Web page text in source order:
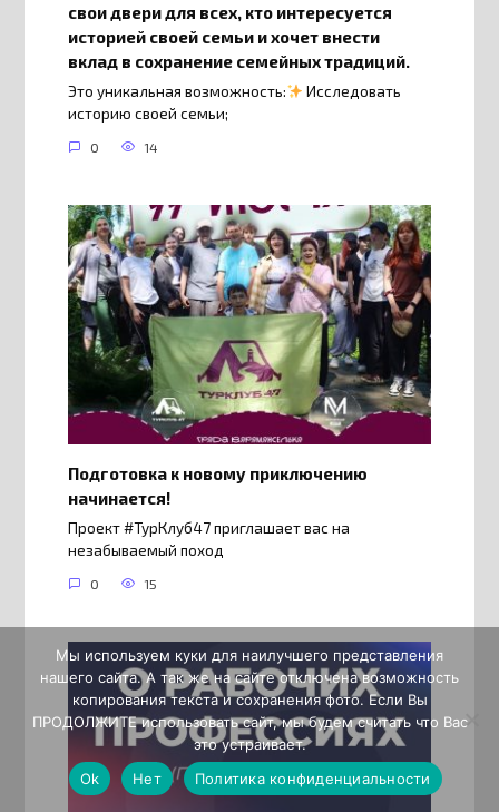
свои двери для всех, кто интересуется
историей своей семьи и хочет внести
вклад в сохранение семейных традиций.
Это уникальная возможность:
Исследовать
историю своей семьи;
0 14
Подготовка к новому приключению
начинается!
Проект #ТурКлуб47 приглашает вас на
незабываемый поход
0 15
Мы используем куки для наилучшего представления
нашего сайта. А так же на сайте отключена возможность
копирования текста и сохранения фото. Если Вы
ПРОДОЛЖИТЕ использовать сайт, мы будем считать что Вас
это устраивает.
Ok
Нет Политика конфиденциальности